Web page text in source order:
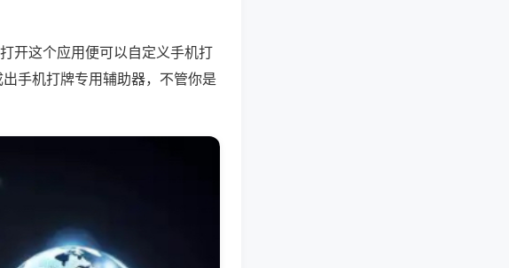
开这个应用便可以自定义手机打
手机打牌专用辅助器，不管你是